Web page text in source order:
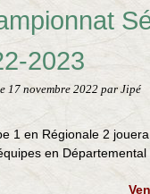
2023
17 novembre 2022 par Jipé
1 en Régionale 2
en